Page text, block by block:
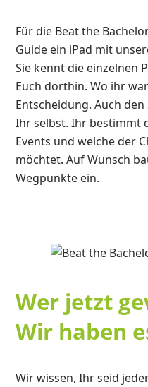
Für die Beat the
Guide ein iPad mit
Sie kennt die
Euch dorthin. Wo ihr
Entscheidung. Auch
Ihr selbst. Ihr bestimmt
Events und welche der
möchtet. Auf Wunsch
Wegpunkte ein.
Wer jetzt
Wir haben
Wir wissen, Ihr seid